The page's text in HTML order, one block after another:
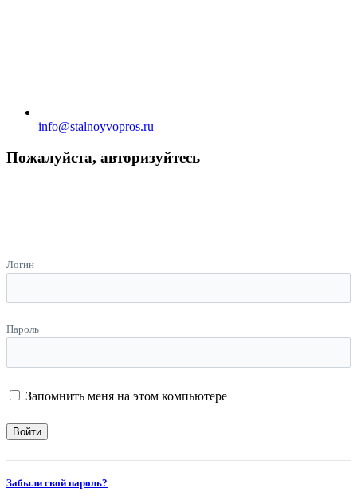
info@stalnoyvopros.ru
Пожалуйста, авторизуйтесь
Логин
Пароль
Запомнить меня на этом компьютере
Забыли свой пароль?